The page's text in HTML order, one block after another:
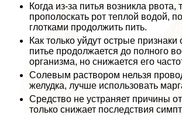
Когда из-за питья возникла рвота,
прополоскать рот теплой водой,
глотками продолжить пить.
Как только уйдут острые признаки
питье продолжается до полного
организма, но снижается его
Солевым раствором нельзя
желудка, лучше использовать
Средство не устраняет причины
только снижает последствия